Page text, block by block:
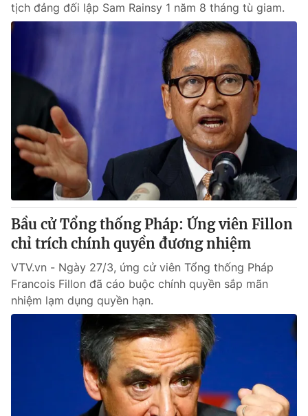
tịch đảng đối lập Sam Rainsy 1 năm 8 tháng tù giam.
Bầu cử Tổng thống Pháp: Ứng viên Fillon
chỉ trích chính quyền đương nhiệm
VTV.vn - Ngày 27/3, ứng cử viên Tổng thống Pháp
Francois Fillon đã cáo buộc chính quyền sắp mãn
nhiệm lạm dụng quyền hạn.